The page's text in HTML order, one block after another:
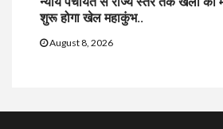
शुरू होगा खेल महाकुंभ..
August 8, 2026